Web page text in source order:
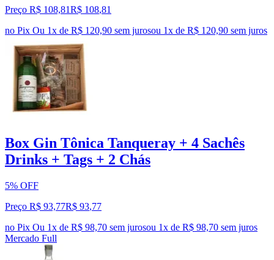
Preço R$ 108,81R$ 108,81
no Pix Ou 1x de R$ 120,90 sem jurosou 1x de R$ 120,90 sem juros
Box Gin Tônica Tanqueray + 4 Sachês
Drinks + Tags + 2 Chás
5% OFF
Preço R$ 93,77R$ 93,77
no Pix Ou 1x de R$ 98,70 sem jurosou 1x de R$ 98,70 sem juros
Mercado Full